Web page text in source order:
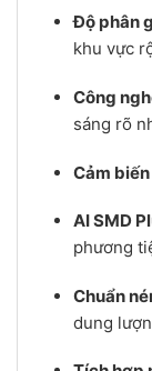
Độ phân
khu vực
Công
sáng rõ
Cảm biến
AI SMD
phương
Chuẩn
dung